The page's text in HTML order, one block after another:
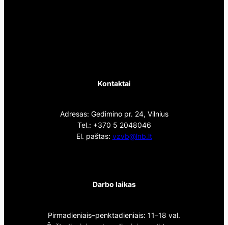
Kontaktai
Adresas: Gedimino pr. 24, Vilnius
Tel.: +370 5 2048046
El. paštas: vzvb@lnb.lt
Darbo laikas
Pirmadieniais–penktadieniais: 11–18 val.